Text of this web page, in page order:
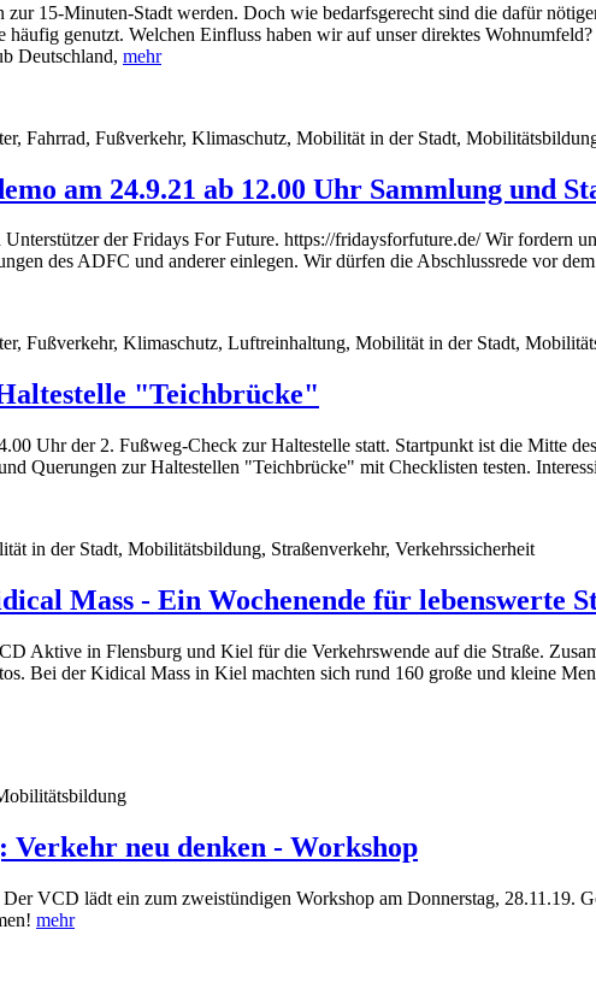
zur 15-Minuten-Stadt werden. Doch wie bedarfsgerecht sind die dafür
häufig genutzt. Welchen Einfluss haben wir auf unser direktes
Deutschland, mehr
Fahrrad, Fußverkehr, Klimaschutz, Mobilität in der Stadt,
am 24.9.21 ab 12.00 Uhr Sammlung und
der Fridays For Future. https://fridaysforfuture.de/ Wir fordern
des ADFC und anderer einlegen. Wir dürfen die Abschlussrede vor
Fußverkehr, Klimaschutz, Luftreinhaltung, Mobilität in der Stadt,
"Teichbrücke"
Uhr der 2. Fußweg-Check zur Haltestelle statt. Startpunkt ist die Mitte
Querungen zur Haltestellen "Teichbrücke" mit Checklisten testen.
in der Stadt, Mobilitätsbildung, Straßenverkehr, Verkehrssicherheit
Mass - Ein Wochenende für lebenswerte
Aktive in Flensburg und Kiel für die Verkehrswende auf die Straße.
Bei der Kidical Mass in Kiel machten sich rund 160 große und kleine
neu denken - Workshop
VCD lädt ein zum zweistündigen Workshop am Donnerstag, 28.11.19.
mehr